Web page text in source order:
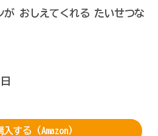
が おしえてくれる たいせつな
する（Amazon）